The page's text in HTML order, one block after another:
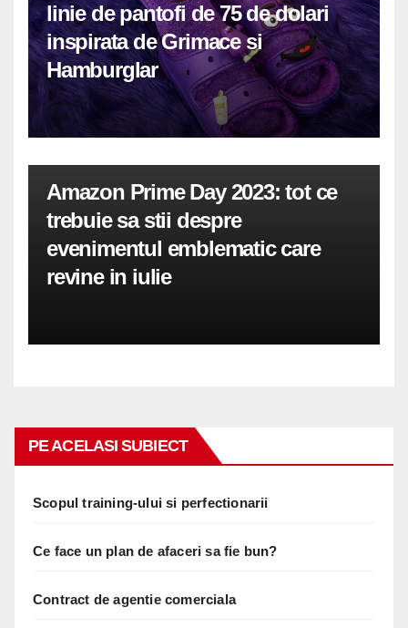
linie de pantofi de 75 de dolari
inspirata de Grimace si
Hamburglar
Amazon Prime Day 2023: tot ce
trebuie sa stii despre
evenimentul emblematic care
revine in iulie
PE ACELASI SUBIECT
Scopul training-ului si perfectionarii
Ce face un plan de afaceri sa fie bun?
Contract de agentie comerciala